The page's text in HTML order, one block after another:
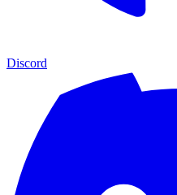
Discord